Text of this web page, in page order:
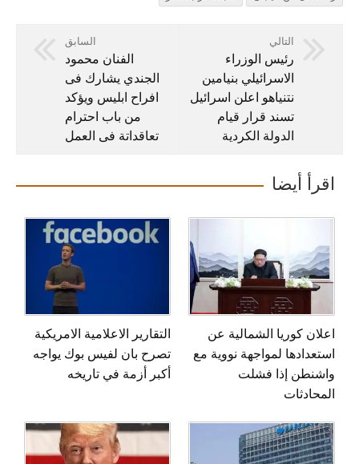
التالي
رئيس الوزراء
الاسرائيلي بنيامين
نتنياهو اعلن اسرائيل
تسند قرار قيام
الدولة الكردية
السابق
الفنان محمود
الجندي يشارك فى
افراح ابليس ويؤكد
من باب احترام
تعاقداتة فى العمل
اقرأ أيضا
اعلان كوريا الشمالية عن
استعدادها لمواجهة نووية مع
واشنطن إذا فشلت
المحادثات
التقارير الاعلامية الامريكية
تصرح بان لفيس بوك يواجه
أكبر أزمة في تاريخه